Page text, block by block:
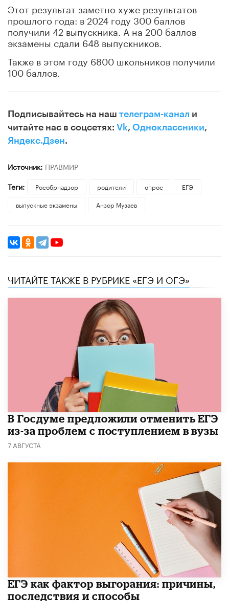
Этот результат заметно хуже результатов
прошлого года: в 2024 году 300 баллов
получили 42 выпускника. А на 200 баллов
экзамены сдали 648 выпускников.
Также в этом году 6800 школьников получили
100 баллов.
Подписывайтесь на наш телеграм-канал и
читайте нас в соцсетях: Vk, Одноклассники,
Яндекс.Дзен.
Источник: ПРАВМИР
Теги:
Рособрнадзор родители опрос
ЕГЭ
выпускные экзамены
Анзор Музаев
ЧИТАЙТЕ ТАКЖЕ В РУБРИКЕ «ЕГЭ И ОГЭ»
В Госдуме предложили отменить ЕГЭ
из-за проблем с поступлением в вузы
7 АВГУСТА
​ЕГЭ как фактор выгорания: причины,
последствия и способы